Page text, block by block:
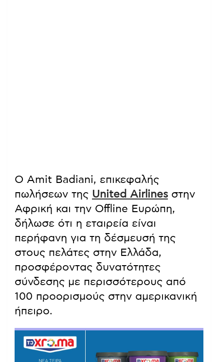
Ο Amit Badiani, επικεφαλής
πωλήσεων της United Airlines στην
Αφρική και την Offline Ευρώπη,
δήλωσε ότι η εταιρεία είναι
περήφανη για τη δέσμευσή της
στους πελάτες στην Ελλάδα,
προσφέροντας δυνατότητες
σύνδεσης με περισσότερους από
100 προορισμούς στην αμερικανική
ήπειρο.